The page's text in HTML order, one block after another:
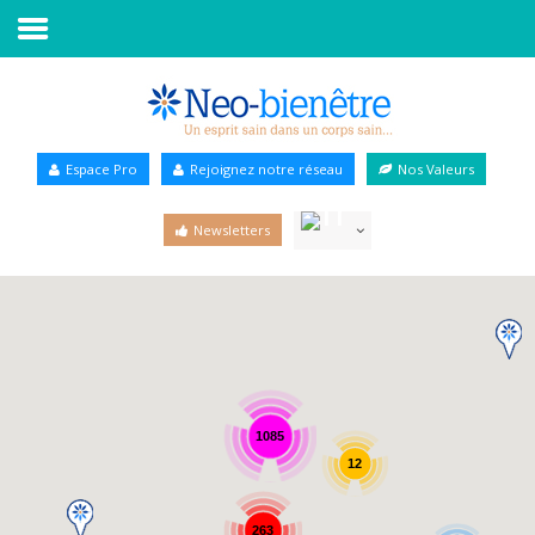
Annuaire Bien-être
Espace Pro Rejoignez notre réseau Nos Valeurs
Newsletters
1085
263
12